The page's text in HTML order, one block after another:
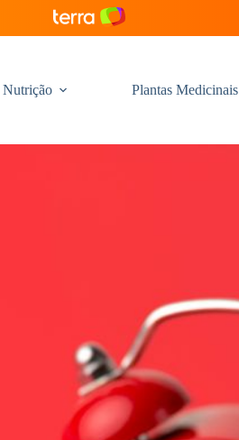
Nutrição Plantas Medicinais